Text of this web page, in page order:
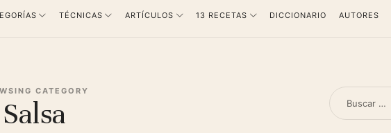
TÉCNICAS ARTÍCULOS 13 RECETAS DICCIONARIO AUTORES
CATEGORY
Salsa
BUSCAR: